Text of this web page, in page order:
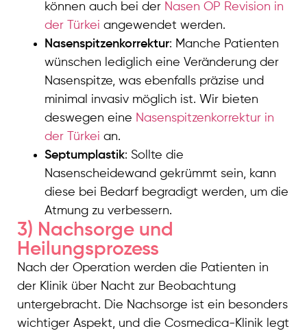
können auch bei der Nasen OP Revision in
der Türkei angewendet werden.
Nasenspitzenkorrektur: Manche Patienten
wünschen lediglich eine Veränderung der
Nasenspitze, was ebenfalls präzise und
minimal invasiv möglich ist. Wir bieten
deswegen eine Nasenspitzenkorrektur in
der Türkei an.
Septumplastik: Sollte die
Nasenscheidewand gekrümmt sein, kann
diese bei Bedarf begradigt werden, um die
Atmung zu verbessern.
3) Nachsorge und
Heilungsprozess
Nach der Operation werden die Patienten in
der Klinik über Nacht zur Beobachtung
untergebracht. Die Nachsorge ist ein besonders
wichtiger Aspekt, und die Cosmedica-Klinik legt